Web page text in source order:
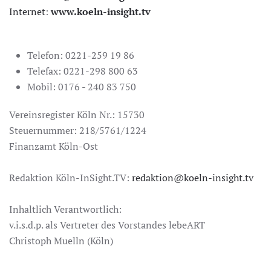
Internet:www.koeln-insight.tv
Telefon: 0221-259 19 86
Telefax: 0221-298 800 63
Mobil: 0176 - 240 83 750
Vereinsregister Köln Nr.: 15730
Steuernummer: 218/5761/1224
Finanzamt Köln-Ost
Redaktion Köln-InSight.TV: redaktion@koeln-insight.tv
Inhaltlich Verantwortlich:
v.i.s.d.p. als Vertreter des Vorstandes lebeART
Christoph Muelln (Köln)